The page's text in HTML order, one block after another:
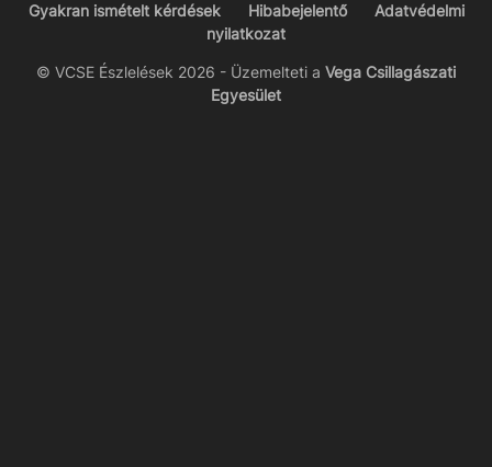
Gyakran ismételt kérdések Hibabejelentő
Adatvédelmi
nyilatkozat
© VCSE Észlelések 2026 - Üzemelteti a Vega Csillagászati
Egyesület